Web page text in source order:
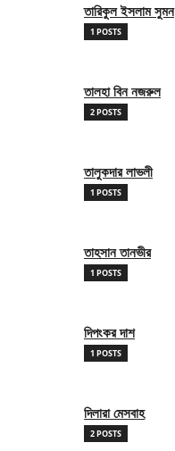
তারিকুল ইসলাম সুমন
1 POSTS
তালহা বিন নজরুল
2 POSTS
তালুকদার লাভলী
1 POSTS
তাহসান তানভীর
1 POSTS
দিপংকর দাশ
1 POSTS
দিলারা মেসবাহ
2 POSTS